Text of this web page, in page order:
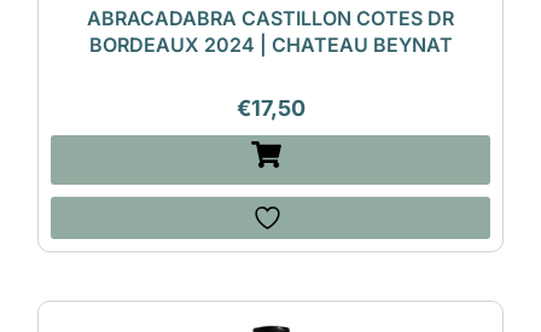
ABRACADABRA CASTILLON COTES DR
BORDEAUX 2024 | CHATEAU BEYNAT
€17,50